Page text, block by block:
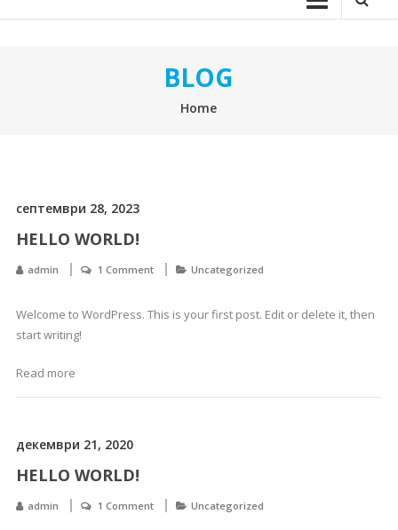
BLOG
Home
септември 28, 2023
HELLO WORLD!
admin 1 Comment Uncategorized
Welcome to WordPress. This is your first post. Edit or delete it, then
start writing!
Read more
декември 21, 2020
HELLO WORLD!
admin 1 Comment Uncategorized